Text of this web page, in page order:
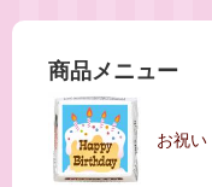
商品メニュー
お祝い